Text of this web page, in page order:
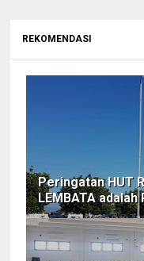
REKOMENDASI
Peringatan HUT
LEMBATA